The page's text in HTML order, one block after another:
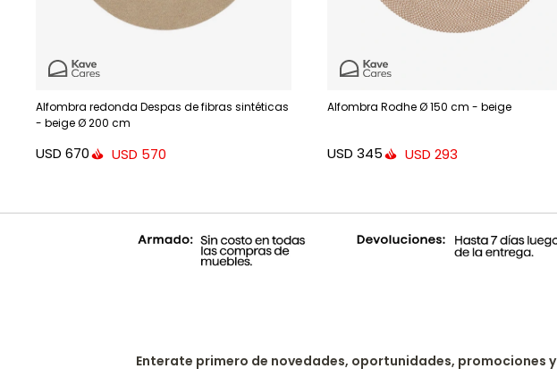
Alfombra redonda Despas de fibras sintéticas
- beige Ø 200 cm
USD 670 USD 570
Alfombra Rodhe Ø 150 cm - beige
USD 345 USD 293
Enterate primero de novedades, oportunidades, promociones y